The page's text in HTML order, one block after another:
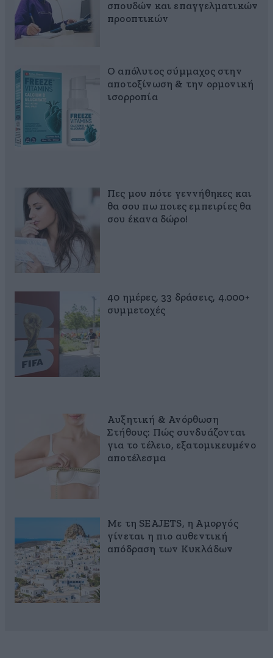
σπουδών και επαγγελματικών
προοπτικών
Ο απόλυτος σύμμαχος στην
αποτοξίνωση & την ορμονική
ισορροπία
Πες μου πότε γεννήθηκες και
θα σου πω ποιες εμπειρίες θα
σου έκανα δώρο!
40 ημέρες, 33 δράσεις, 4.000+
συμμετοχές
Αυξητική & Ανόρθωση
Στήθους: Πώς συνδυάζονται
για το τέλειο, εξατομικευμένο
αποτέλεσμα
Με τη SEAJETS, η Αμοργός
γίνεται η πιο αυθεντική
απόδραση των Κυκλάδων